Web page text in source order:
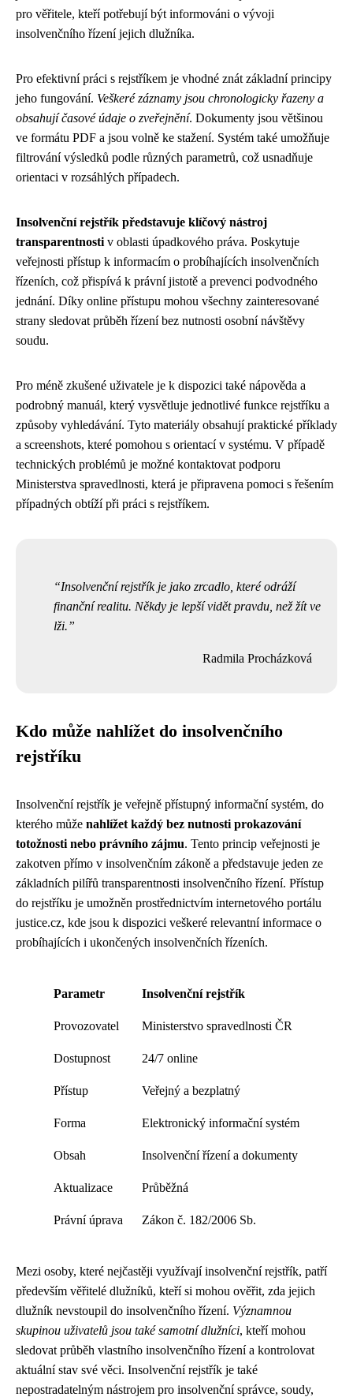
pro věřitele, kteří potřebují být informováni o vývoji
insolvenčního řízení jejich dlužníka.
Pro efektivní práci s rejstříkem je vhodné znát základní principy
jeho fungování. Veškeré záznamy jsou chronologicky řazeny a
obsahují časové údaje o zveřejnění. Dokumenty jsou většinou
ve formátu PDF a jsou volně ke stažení. Systém také umožňuje
filtrování výsledků podle různých parametrů, což usnadňuje
orientaci v rozsáhlých případech.
Insolvenční rejstřík představuje klíčový nástroj
transparentnosti v oblasti úpadkového práva. Poskytuje
veřejnosti přístup k informacím o probíhajících insolvenčních
řízeních, což přispívá k právní jistotě a prevenci podvodného
jednání. Díky online přístupu mohou všechny zainteresované
strany sledovat průběh řízení bez nutnosti osobní návštěvy
soudu.
Pro méně zkušené uživatele je k dispozici také nápověda a
podrobný manuál, který vysvětluje jednotlivé funkce rejstříku a
způsoby vyhledávání. Tyto materiály obsahují praktické příklady
a screenshots, které pomohou s orientací v systému. V případě
technických problémů je možné kontaktovat podporu
Ministerstva spravedlnosti, která je připravena pomoci s řešením
případných obtíží při práci s rejstříkem.
Insolvenční rejstřík je jako zrcadlo, které odráží
finanční realitu. Někdy je lepší vidět pravdu, než žít ve
lži.
Radmila Procházková
Kdo může nahlížet do insolvenčního
rejstříku
Insolvenční rejstřík je veřejně přístupný informační systém, do
kterého může nahlížet každý bez nutnosti prokazování
totožnosti nebo právního zájmu. Tento princip veřejnosti je
zakotven přímo v insolvenčním zákoně a představuje jeden ze
základních pilířů transparentnosti insolvenčního řízení. Přístup
do rejstříku je umožněn prostřednictvím internetového portálu
justice.cz, kde jsou k dispozici veškeré relevantní informace o
probíhajících i ukončených insolvenčních řízeních.
Parametr Insolvenční rejstřík
Provozovatel Ministerstvo spravedlnosti ČR
Dostupnost 24/7 online
Přístup Veřejný a bezplatný
Forma Elektronický informační systém
Obsah Insolvenční řízení a dokumenty
Aktualizace Průběžná
Právní úprava Zákon č. 182/2006 Sb.
Mezi osoby, které nejčastěji využívají insolvenční rejstřík, patří
především věřitelé dlužníků, kteří si mohou ověřit, zda jejich
dlužník nevstoupil do insolvenčního řízení. Významnou
skupinou uživatelů jsou také samotní dlužníci, kteří mohou
sledovat průběh vlastního insolvenčního řízení a kontrolovat
aktuální stav své věci. Insolvenční rejstřík je také
nepostradatelným nástrojem pro insolvenční správce, soudy,